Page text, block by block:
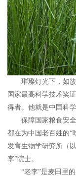
璀璨灯光下，如簇
国家最高科学技术奖
得者。他就是中国科
保障国家粮食安全
都在为中国老百姓的“
发育生物学研究所（
李”院士。
“老李”是麦田里的